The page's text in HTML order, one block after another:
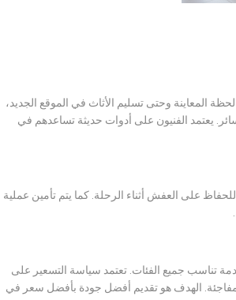
المعاينة وحتى تسليم الأثاث في الموقع الجديد،
يعتمد الفنيون على أدوات حديثة تساعدهم في
على العفش أثناء الرحلة. كما يتم تأمين عملية
تناسب جميع الفئات. تعتمد سياسة التسعير على
مفاجئة. الهدف هو تقديم أفضل جودة بأفضل سعر في